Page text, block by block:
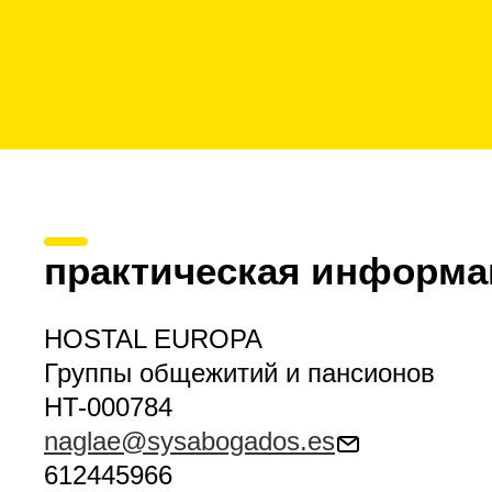
практическая
HOSTAL EUROPA
Группы общежитий и пансионов
HT-000784
naglae@sysabogados.es
612445966